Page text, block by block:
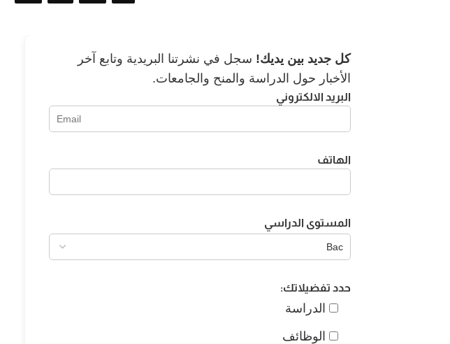
كل جديد بين يديك! سجل في نشرتنا البريدية وتابع آخر
الأخبار حول الدراسة والمنح والجامعات.
البريد الالكتروني
الهاتف
المستوى الدراسي
حدد تفضيلاتك:
الدراسة
الوظائف